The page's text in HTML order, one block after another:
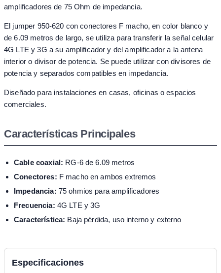
amplificadores de 75 Ohm de impedancia.
El jumper 950-620 con conectores F macho, en color blanco y
de 6.09 metros de largo, se utiliza para transferir la señal celular
4G LTE y 3G a su amplificador y del amplificador a la antena
interior o divisor de potencia. Se puede utilizar con divisores de
potencia y separados compatibles en impedancia.
Diseñado para instalaciones en casas, oficinas o espacios
comerciales.
Características Principales
Cable coaxial: RG-6 de 6.09 metros
Conectores: F macho en ambos extremos
Impedancia: 75 ohmios para amplificadores
Frecuencia: 4G LTE y 3G
Característica: Baja pérdida, uso interno y externo
Especificaciones